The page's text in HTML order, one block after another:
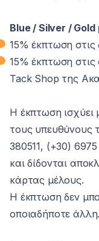
Blue / Silver / Gold
15% έκπτωση
15% έκπτωση
Tack Shop της
Η έκπτωση ισχύει
τους υπευθύνους
380511, (+30)
και δίδονται
κάρτας μέλους.
Η έκπτωση δεν
οποιαδήποτε άλλη.